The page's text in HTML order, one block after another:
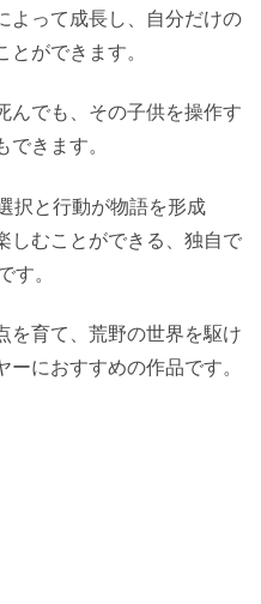
よって成長し、自分だけの
ができます。
んでも、その子供を操作す
きます。
択と行動が物語を形成
しむことができる、独自で
す。
を育て、荒野の世界を駆け
におすすめの作品です。